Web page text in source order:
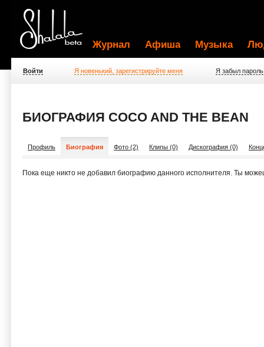
Журнал Афиша Музыка
Войти Я новенький, зарегистрируйте меня Я забыл пароль
БИОГРАФИЯ COCO AND THE BEAN
Профиль Биография Фото (2) Клипы (0) Дискография (0)
Пока еще никто не добавил биографию данного исполнителя. Ты